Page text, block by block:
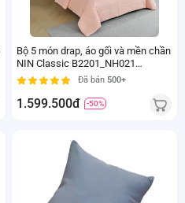
Bộ 5 món drap, áo gối và mền chần
NIN Classic B2201_NH021
(180x200+30cm)Đã bán 500+
1.599.500đ -50%